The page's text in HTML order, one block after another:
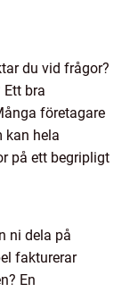
du vid frågor?
bra
företagare
kan hela
på ett begripligt
ni dela på
fakturerar
En